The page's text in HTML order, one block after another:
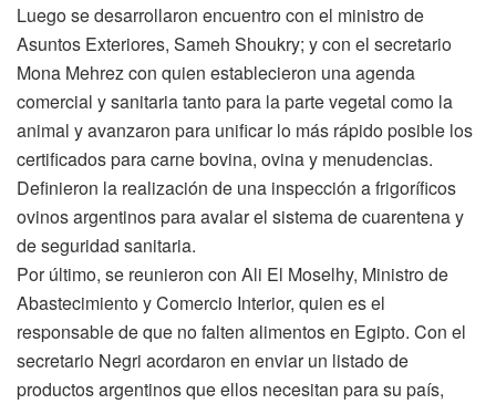
Luego se desarrollaron encuentro con el ministro de
Asuntos Exteriores, Sameh Shoukry; y con el secretario
Mona Mehrez con quien establecieron una agenda
comercial y sanitaria tanto para la parte vegetal como la
animal y avanzaron para unificar lo más rápido posible los
certificados para carne bovina, ovina y menudencias.
Definieron la realización de una inspección a frigoríficos
ovinos argentinos para avalar el sistema de cuarentena y
de seguridad sanitaria.
Por último, se reunieron con Ali El Moselhy, Ministro de
Abastecimiento y Comercio Interior, quien es el
responsable de que no falten alimentos en Egipto. Con el
secretario Negri acordaron en enviar un listado de
productos argentinos que ellos necesitan para su país,